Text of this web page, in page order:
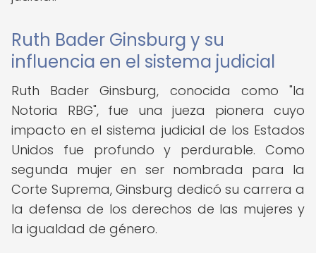
Ruth Bader Ginsburg y su
influencia en el sistema judicial
Ruth Bader Ginsburg, conocida como "la
Notoria RBG", fue una jueza pionera cuyo
impacto en el sistema judicial de los Estados
Unidos fue profundo y perdurable. Como
segunda mujer en ser nombrada para la
Corte Suprema, Ginsburg dedicó su carrera a
la defensa de los derechos de las mujeres y
la igualdad de género.